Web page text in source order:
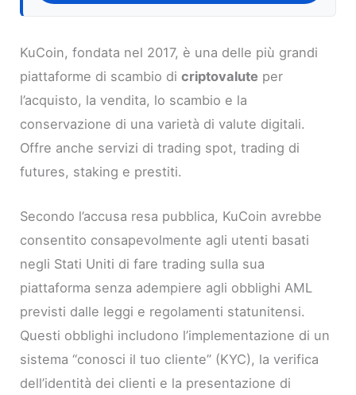
KuCoin, fondata nel 2017, è una delle più grandi
piattaforme di scambio dicriptovalute per
l’acquisto, la vendita, lo scambio e la
conservazione di una varietà di valute digitali.
Offre anche servizi di trading spot, trading di
futures, staking e prestiti.
Secondo l’accusa resa pubblica, KuCoin avrebbe
consentito consapevolmente agli utenti basati
negli Stati Uniti di fare trading sulla sua
piattaforma senza adempiere agli obblighi AML
previsti dalle leggi e regolamenti statunitensi.
Questi obblighi includono l’implementazione di un
sistema “conosci il tuo cliente” (KYC), la verifica
dell’identità dei clienti e la presentazione di